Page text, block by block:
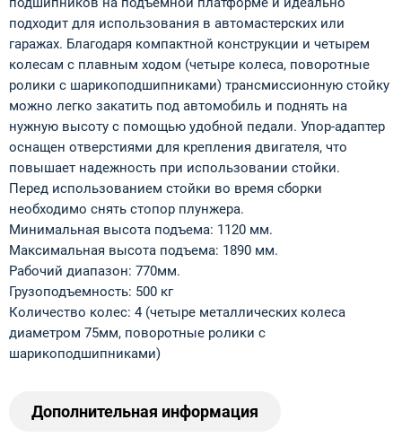
подходит для использования в автомастерских или
гаражах. Благодаря компактной конструкции и четырем
колесам с плавным ходом (четыре колеса, поворотные
ролики с шарикоподшипниками) трансмиссионную стойку
можно легко закатить под автомобиль и поднять на
нужную высоту с помощью удобной педали. Упор-адаптер
оснащен отверстиями для крепления двигателя, что
повышает надежность при использовании стойки.
Перед использованием стойки во время сборки
необходимо снять стопор плунжера.
Минимальная высота подъема: 1120 мм.
Максимальная высота подъема: 1890 мм.
Рабочий диапазон: 770мм.
Грузоподъемность: 500 кг
Количество колес: 4 (четыре металлических колеса
диаметром 75мм, поворотные ролики с
шарикоподшипниками)
Дополнительная информация